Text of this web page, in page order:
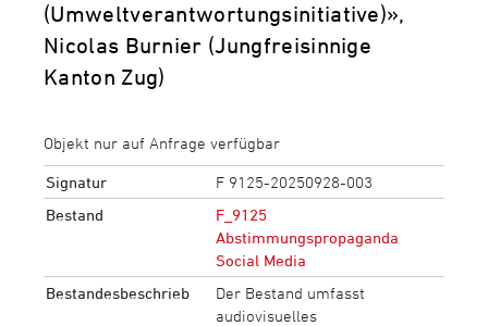
(Umweltverantwortungsinitiative)»,
Nicolas Burnier (Jungfreisinnige
Kanton Zug)
Objekt nur auf Anfrage verfügbar
Signatur
F 9125-20250928-003
Bestand
F_9125
Abstimmungspropaganda
Social Media
Bestandesbeschrieb
Der Bestand umfasst
audiovisuelles